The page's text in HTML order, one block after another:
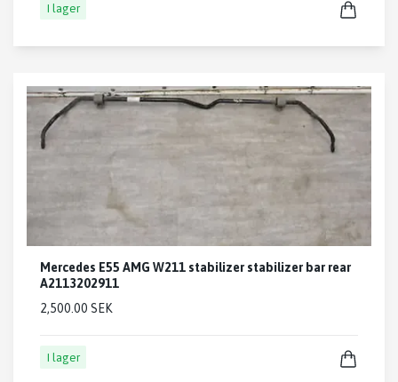
I lager
Mercedes E55 AMG W211 stabilizer stabilizer bar rear
A2113202911
2,500.00 SEK
I lager